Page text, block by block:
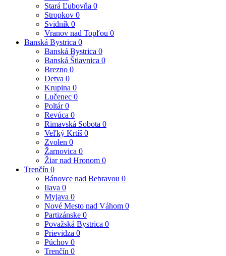
Stará Ľubovňa 0
Stropkov 0
Svidník 0
Vranov nad Topľou 0
Banská Bystrica 0
Banská Bystrica 0
Banská Štiavnica 0
Brezno 0
Detva 0
Krupina 0
Lučenec 0
Poltár0
Revúca 0
Rimavská Sobota 0
Veľký Krtíš 0
Zvolen 0
Žarnovica 0
Žiar nad Hronom 0
Trenčín 0
Bánovce nad Bebravou 0
Ilava 0
Myjava 0
Nové Mesto nad Váhom 0
Partizánske 0
Považská Bystrica 0
Prievidza 0
Púchov 0
Trenčín 0